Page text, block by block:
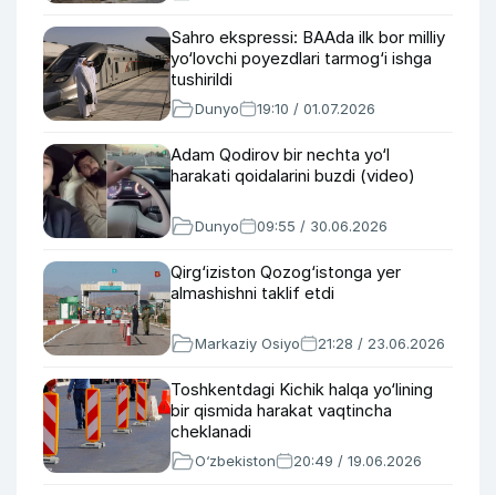
Sahro ekspressi: BAAda ilk bor milliy
yo‘lovchi poyezdlari tarmog‘i ishga
tushirildi
Dunyo 19:10 / 01.07.2026
Adam Qodirov bir nechta yo‘l
harakati qoidalarini buzdi (video)
Dunyo 09:55 / 30.06.2026
Qirg‘iziston Qozog‘istonga yer
almashishni taklif etdi
Markaziy Osiyo 21:28 / 23.06.2026
Toshkentdagi Kichik halqa yo‘lining
bir qismida harakat vaqtincha
cheklanadi
O‘zbekiston 20:49 / 19.06.2026